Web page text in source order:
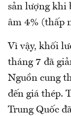
sản lượng khi
âm 4% (thấp
Vì vậy, khối
tháng 7 đã
Nguồn cung
đến giá thép.
Trung Quốc